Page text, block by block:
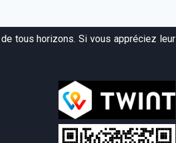
tous horizons. Si vous appréciez leur